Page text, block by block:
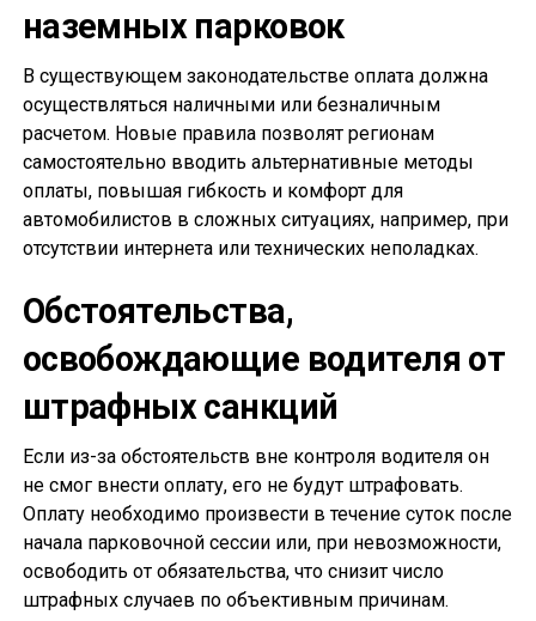
наземных парковок
В существующем законодательстве оплата должна
осуществляться наличными или безналичным
расчетом. Новые правила позволят регионам
самостоятельно вводить альтернативные методы
оплаты, повышая гибкость и комфорт для
автомобилистов в сложных ситуациях, например, при
отсутствии интернета или технических неполадках.
Обстоятельства,
освобождающие водителя от
штрафных санкций
Если из-за обстоятельств вне контроля водителя он
не смог внести оплату, его не будут штрафовать.
Оплату необходимо произвести в течение суток после
начала парковочной сессии или, при невозможности,
освободить от обязательства, что снизит число
штрафных случаев по объективным причинам.